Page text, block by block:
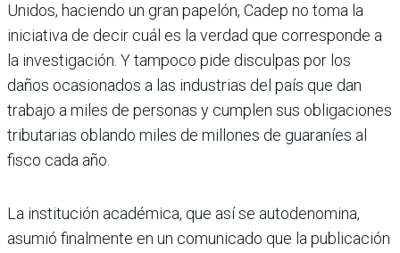
Unidos, haciendo un gran papelón, Cadep no toma la
iniciativa de decir cuál es la verdad que corresponde a
la investigación. Y tampoco pide disculpas por los
daños ocasionados a las industrias del país que dan
trabajo a miles de perso­nas y cumplen sus obligaciones
tributarias oblando miles de millones de guaraníes al
fisco cada año.
La institución académica, que así se autode­nomina,
asumió finalmente en un comuni­cado que la publicación